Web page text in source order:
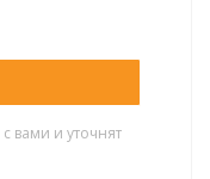
вами и уточнят